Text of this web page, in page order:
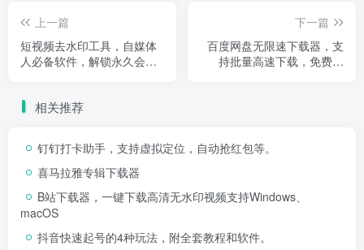
上一篇
短视频去水印工具，自媒体
人必备软件，解锁永久会
下一篇
百度网盘无限速下载器，支
持批量高速下载，免费使
相关推荐
钉钉打卡助手，支持虚拟定位，自动抢红包等。
喜马拉雅专辑下载器
B站下载器，一键下载高清无水印视频支持Windows、
macOS
抖音快速起号的4种玩法，附全套教程和软件。